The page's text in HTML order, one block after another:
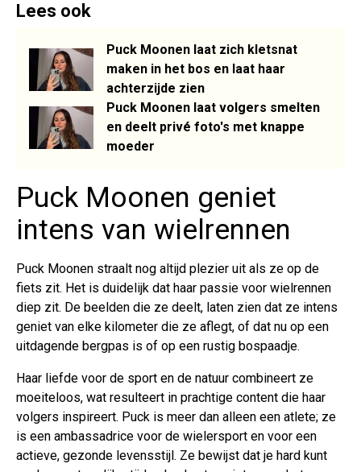
Lees ook
Puck Moonen laat zich kletsnat
maken in het bos en laat haar
achterzijde zien
Puck Moonen laat volgers smelten
en deelt privé foto's met knappe
moeder
Puck Moonen geniet
intens van wielrennen
Puck Moonen straalt nog altijd plezier uit als ze op de
fiets zit. Het is duidelijk dat haar passie voor wielrennen
diep zit. De beelden die ze deelt, laten zien dat ze intens
geniet van elke kilometer die ze aflegt, of dat nu op een
uitdagende bergpas is of op een rustig bospaadje.
Haar liefde voor de sport en de natuur combineert ze
moeiteloos, wat resulteert in prachtige content die haar
volgers inspireert. Puck is meer dan alleen een atlete; ze
is een ambassadrice voor de wielersport en voor een
actieve, gezonde levensstijl. Ze bewijst dat je hard kunt